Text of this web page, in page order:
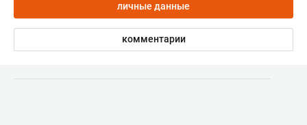
личные данные
комментарии